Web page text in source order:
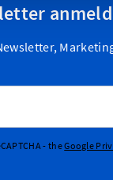
- theGoogle